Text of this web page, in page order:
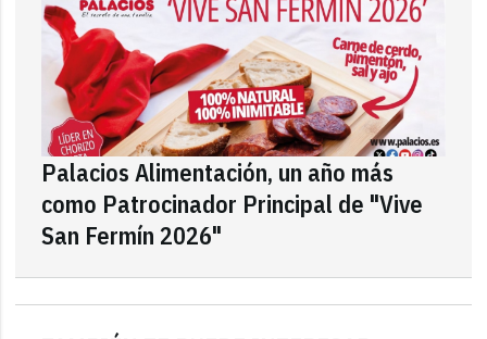
Palacios Alimentación, un año más
como Patrocinador Principal de "Vive
San Fermín 2026"